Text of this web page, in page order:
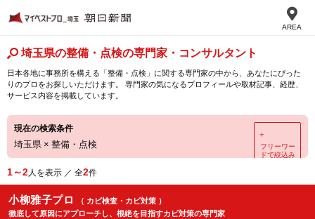
AREA
埼玉県の整備・点検の専門家・コンサルタント
日本各地に事務所を構える「整備・点検」に関する専門家の中から、あなたにぴった
りのプロをお探しいただけます。 専門家の気になるプロフィールや取材記事、経歴、
サービス内容を掲載しています。
現在の検索条件
埼玉県 × 整備・点検
＋
フリーワー
ドで絞込み
1～2人を表示 ／ 全2件
小柳雅子プロ
（ カビ検査・カビ対策 ）
徹底して原因にアプローチし、根絶を目指すカビ対策の専門家